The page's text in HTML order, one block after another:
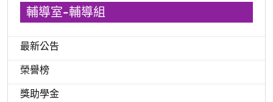
輔導室-輔導組
最新公告
榮譽榜
獎助學金